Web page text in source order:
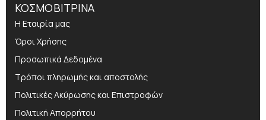
ΚΟΣΜΟΒΙΤΡΙΝΑ
Η Εταιρία μας
Όροι Χρήσης
Προσωπικά Δεδομένα
Τρόποι πληρωμής και αποστολής
Πολιτικές Ακύρωσης και Επιστροφών
Πολιτική Απορρήτου